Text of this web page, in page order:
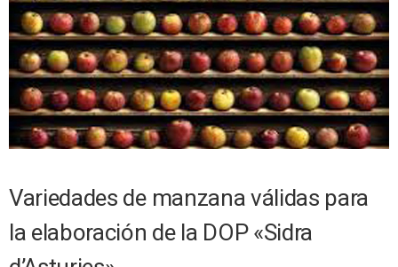
Variedades de manzana válidas para
la elaboración de la DOP «Sidra